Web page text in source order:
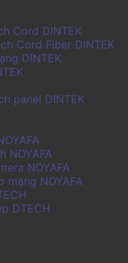
Cord DINTEK
Cord Fiber DINTEK
DINTEK
panel DINTEK
NOYAFA
NOYAFA
mạng NOYAFA
DTECH